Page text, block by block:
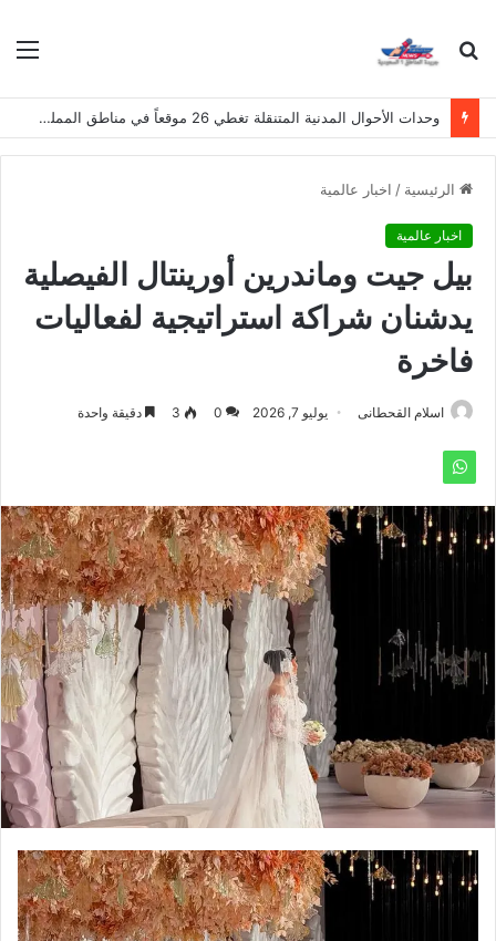
بحث
وحدات الأحوال المدنية المتنقلة تغطي 26 موقعاً في مناطق المملكة هذا الأسبوع
الرئيسية / اخبار عالمية
اخبار عالمية
بيل جيت وماندرين أورينتال الفيصلية
يدشنان شراكة استراتيجية لفعاليات
فاخرة
اسلام القحطانى يوليو 7, 2026 0
3 دقيقة واحدة